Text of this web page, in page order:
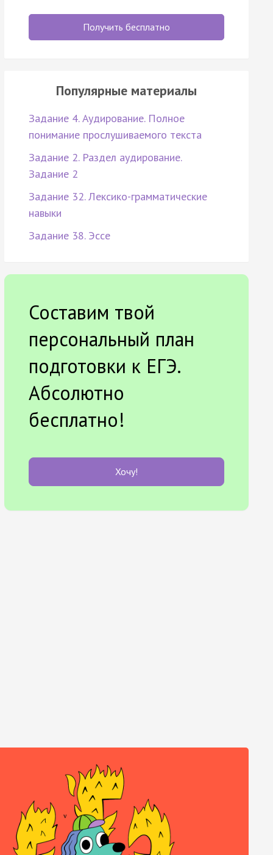
Получить бесплатно
Популярные материалы
Задание 4. Аудирование. Полное
понимание прослушиваемого текста
Задание 2. Раздел аудирование.
Задание 2
Задание 32. Лексико-грамматические
навыки
Задание 38. Эссе
Составим твой
персональный план
подготовки к ЕГЭ.
Абсолютно
бесплатно!
Хочу!